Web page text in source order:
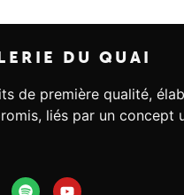
DU QUAI
de première qualité,
liés par un concept